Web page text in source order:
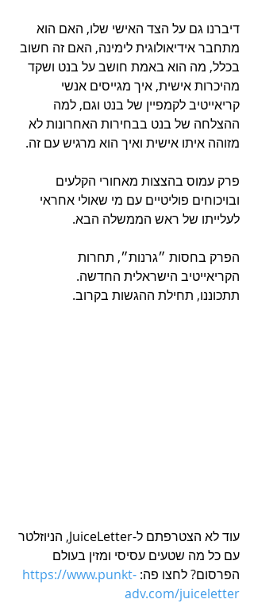
דיברנו גם על הצד האישי שלו, האם הוא
מתחבר אידיאולוגית לימינה, האם זה חשוב
בכלל, מה הוא באמת חושב על בנט ושקד
מהיכרות אישית, איך מגייסים אנשי
קריאייטיב לקמפיין של בנט וגם, למה
ההצלחה של בנט בבחירות האחרונות לא
מזוהה איתו אישית ואיך הוא מרגיש עם זה.
פרק עמוס בהצצות מאחורי הקלעים
ובויכוחים פוליטיים עם מי שאולי אחראי
לעלייתו של ראש הממשלה הבא.
הפרק בחסות ״גרנות״, תחרות
הקריאייטיב הישראלית החדשה.
תתכוננו, תחילת ההגשות בקרוב.
עוד לא הצטרפתם ל-JuiceLetter, הניוזלטר
עם כל מה שטעים עסיסי ומזין בעולם
הפרסום? לחצו פה: https://www.punkt-
adv.com/juiceletter